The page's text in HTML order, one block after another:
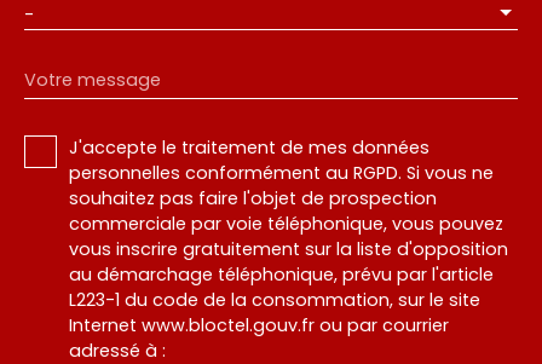
-
Votre message
J'accepte le traitement de mes données
personnelles conformément au RGPD. Si vous ne
souhaitez pas faire l'objet de prospection
commerciale par voie téléphonique, vous pouvez
vous inscrire gratuitement sur la liste d'opposition
au démarchage téléphonique, prévu par l'article
L223-1 du code de la consommation, sur le site
Internet www.bloctel.gouv.fr ou par courrier
adressé à :